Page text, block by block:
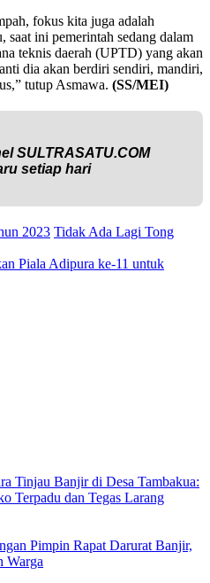
fokus kita juga adalah
ini pemerintah sedang dalam
teknis daerah (UPTD) yang akan
dia akan berdiri sendiri, mandiri,
tutup Asmawa. (SS/MEI)
SULTRASATU.COM
setiap hari
2023 Tidak Ada Lagi Tong
Piala Adipura ke-11 untuk
Tinjau Banjir di Desa Tambakua:
Terpadu dan Tegas Larang
Pimpin Rapat Darurat Banjir,
Warga